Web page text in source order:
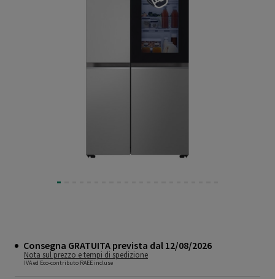
Consegna GRATUITA prevista dal 12/08/2026
Nota sul prezzo e tempi di spedizione
IVA ed Eco-contributo RAEE incluse